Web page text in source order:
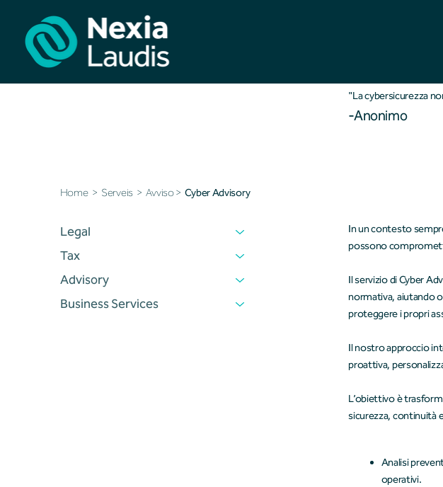
"La cybersicurezza
-Anonimo
Home > Serveis >Avviso> Cyber Advisory
Legal
Tax
Advisory
Business Services
In un contesto
possono
Il servizio di Cyber
normativa, aiutando
proteggere i propri
Il nostro approccio
proattiva,
L’obiettivo è
sicurezza, continuità
Analisi
operativi.